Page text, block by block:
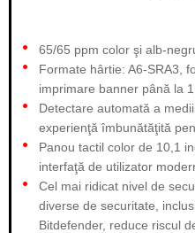
65/65 ppm color şi alb-
Formate hârtie: A6-SRA3,
imprimare banner până la
Detectare automată a
experienţă îmbunătăţită
Panou tactil color de 10,1
interfaţă de utilizator
Cel mai ridicat nivel de
diverse de securitate,
Bitdefender, reduce riscul